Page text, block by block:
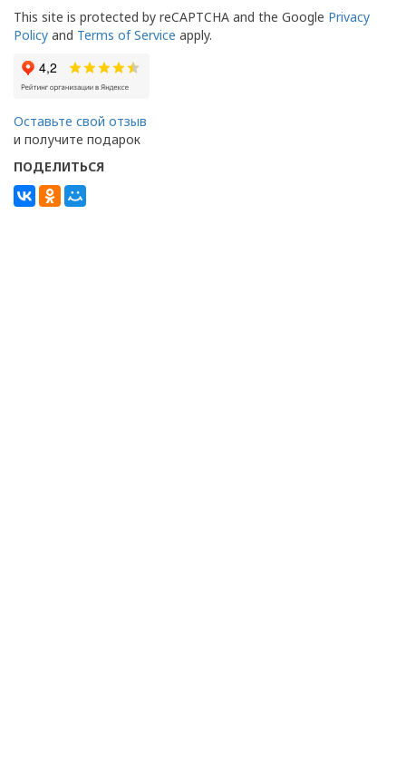
This site is protected by reCAPTCHA and the Google Privacy
Policy and Terms of Service apply.
Оставьте свой отзыв
и получите подарок
ПОДЕЛИТЬСЯ